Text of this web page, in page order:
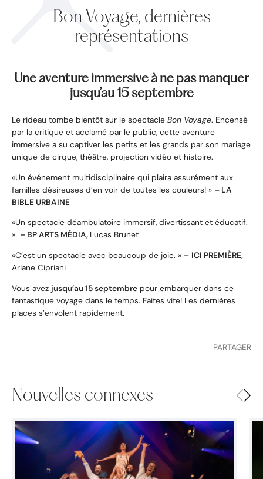
Bon Voyage, dernières
représentations
Une aventure immersive à ne pas manquer
jusqu’au 15 septembre
Le rideau tombe bientôt sur le spectacleBon Voyage. Encensé
par la critique et acclamé par le public, cette aventure
immersive a su captiver les petits et les grands par son mariage
unique de cirque, théâtre, projection vidéo et histoire.
«Un événement multidisciplinaire qui plaira assurément aux
familles désireuses d’en voir de toutes les couleurs! » – LA
BIBLE URBAINE
«Un spectacle déambulatoire immersif, divertissant et éducatif.
» – BP ARTS MÉDIA, Lucas Brunet
«C’est un spectacle avec beaucoup de joie. » – ICI PREMIÈRE,
Ariane Cipriani
Vous avez jusqu’au 15 septembre pour embarquer dans ce
fantastique voyage dans le temps. Faites vite! Les dernières
places s’envolent rapidement.
PARTAGER
Nouvelles connexes